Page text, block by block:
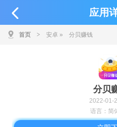
应用
首页 > 安卓 » 分贝赚钱
分贝
2022-01-
语言：简